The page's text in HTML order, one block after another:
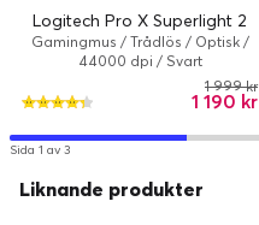
Logitech Pro X Superlight 2
Gamingmus / Trådlös / Optisk /
44000 dpi / Svart
1 190 kr
1 999 kr
Sida 1 av 3
Liknande produkter